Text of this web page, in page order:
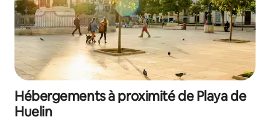
Hébergements à proximité de Playa de
Huelin